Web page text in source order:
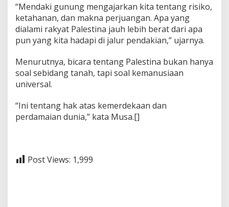
“Mendaki gunung mengajarkan kita tentang risiko,
ketahanan, dan makna perjuangan. Apa yang
dialami rakyat Palestina jauh lebih berat dari apa
pun yang kita hadapi di jalur pendakian,” ujarnya.
Menurutnya, bicara tentang Palestina bukan hanya
soal sebidang tanah, tapi soal kemanusiaan
universal.
“Ini tentang hak atas kemerdekaan dan
perdamaian dunia,” kata Musa.[]
Post Views: 1,999